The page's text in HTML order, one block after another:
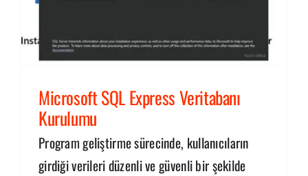
Microsoft SQL Express Veritabanı
Kurulumu
Program geliştirme sürecinde, kullanıcıların
girdiği verileri düzenli ve güvenli bir şekilde